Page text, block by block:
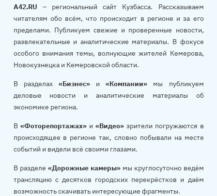
A42.RU – региональный сайт Кузбасса. Рассказываем
читателям обо всём, что происходит в регионе и за его
пределами. Публикуем свежие и проверенные новости,
развлекательные и аналитические материалы. В фокусе
особого внимания темы, волнующие жителей Кемерова,
Новокузнецка и Кемеровской области.
В разделах «Бизнес»и«Компании» мы публикуем
деловые новости и аналитические материалы об
экономике региона.
В «Фоторепортажах»и«Видео» зрители погружаются в
происходящее в регионе так, словно побывали на месте
событий и видели всё своими глазами.
В разделе «Дорожные камеры»мы круглосуточно ведём
трансляцию с десятков городских перекрёстков и даём
возможность скачивать интересующие фрагменты.